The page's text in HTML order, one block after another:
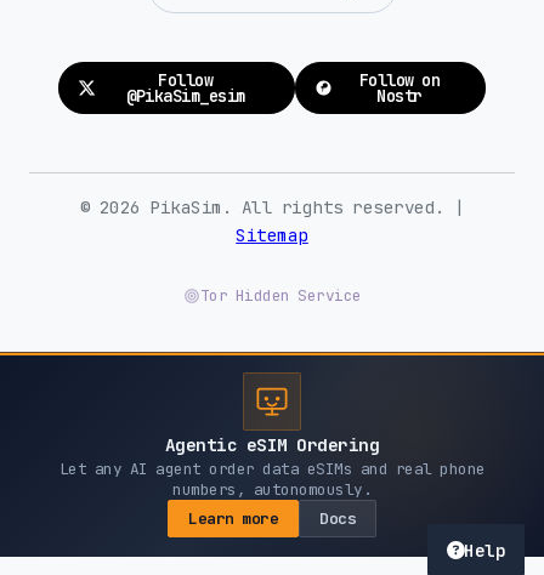
Help
Follow
@PikaSim_esim
Follow on
Nostr
© 2026 PikaSim. All rights reserved. |
Sitemap
Tor Hidden Service
Agentic eSIM Ordering
Let any AI agent order data eSIMs and real phone
numbers, autonomously.
Learn more
Docs